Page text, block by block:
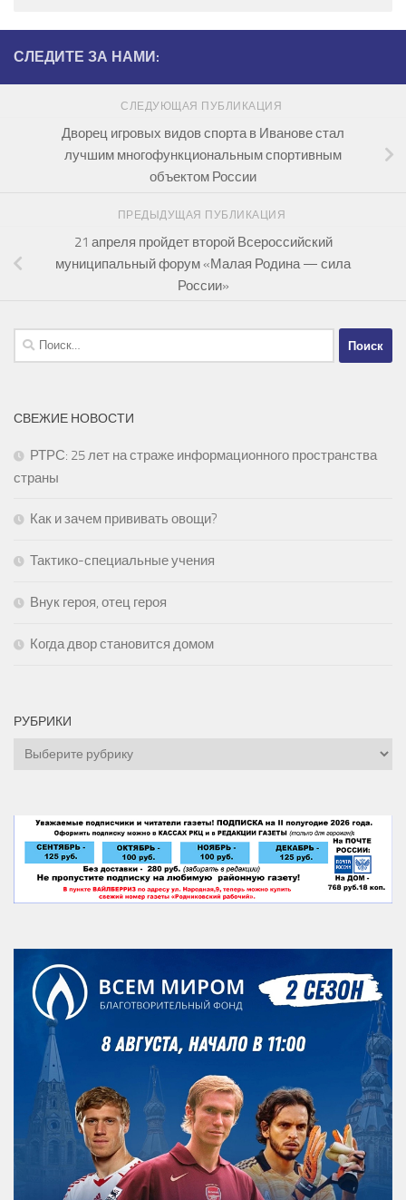
СЛЕДИТЕ ЗА НАМИ:
СЛЕДУЮЩАЯ ПУБЛИКАЦИЯ
Дворец игровых видов спорта в Иванове стал
лучшим многофункциональным спортивным
объектом России
ПРЕДЫДУЩАЯ ПУБЛИКАЦИЯ
21 апреля пройдет второй Всероссийский
муниципальный форум «Малая Родина — сила
России»
Найти:
СВЕЖИЕ НОВОСТИ
РТРС: 25 лет на страже информационного пространства
страны
Как и зачем прививать овощи?
Тактико-специальные учения
Внук героя, отец героя
Когда двор становится домом
РУБРИКИ
Рубрики